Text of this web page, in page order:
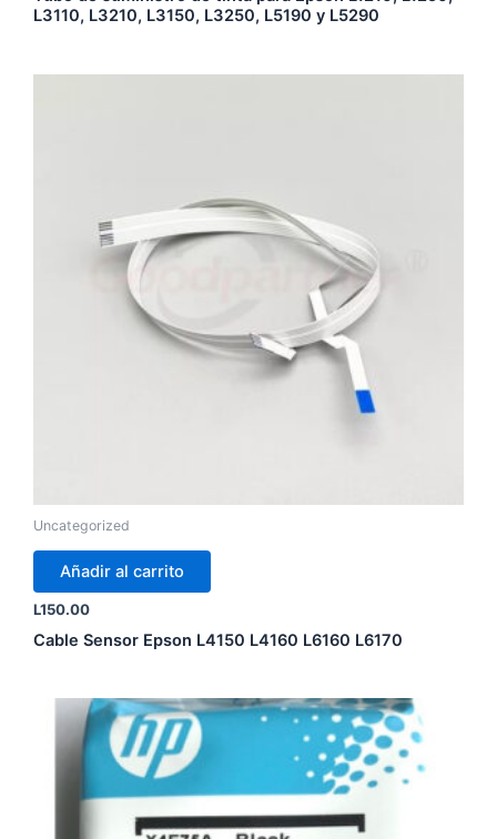
L3110, L3210, L3150, L3250, L5190 y L5290
Uncategorized
Añadir al carrito
L150.00
Cable Sensor Epson L4150 L4160 L6160 L6170